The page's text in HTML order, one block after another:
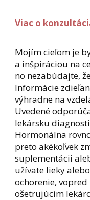
Viac o
Mojím cieľom je
a inšpiráciou na
no nezabúdajte,
Informácie
výhradne na
Uvedené
lekársku
Hormonálna
preto akékoľvek
suplementácii
užívate lieky
ochorenie,
ošetrujúcim